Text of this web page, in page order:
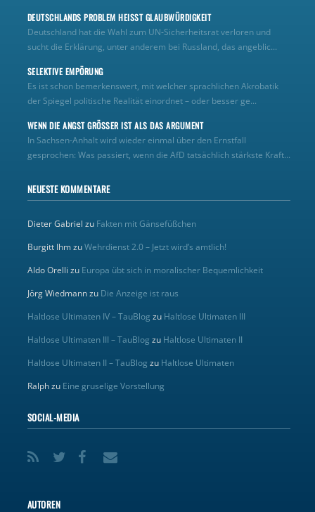
DEUTSCHLANDS PROBLEM HEISST GLAUBWÜRDIGKEIT
Deutschland hat die Wahl zum UN‑Sicherheitsrat verloren und
sucht die Erklärung, unter anderem bei Russland, das angeblic...
SELEKTIVE EMPÖRUNG
Es ist schon bemerkenswert, mit welcher sprachlichen Akrobatik
der Spiegel politische Realität einordnet – oder besser ge...
WENN DIE ANGST GRÖSSER IST ALS DAS ARGUMENT
In Sachsen-Anhalt wird wieder einmal über den Ernstfall
gesprochen: Was passiert, wenn die AfD tatsächlich stärkste Kraft...
NEUESTE KOMMENTARE
Dieter Gabriel zu Fakten mit Gänsefüßchen
Burgitt IhmzuWehrdienst 2.0 – Jetzt wird’s amtlich!
Aldo Orelli zu Europa übt sich in moralischer Bequemlichkeit
Jörg Wiedmannzu Die Anzeige ist raus
Haltlose Ultimaten IV – TauBlog zu Haltlose Ultimaten III
Haltlose Ultimaten III – TauBlog zu Haltlose Ultimaten II
Haltlose Ultimaten II – TauBlog zu Haltlose Ultimaten
Ralphzu Eine gruselige Vorstellung
SOCIAL-MEDIA
AUTOREN